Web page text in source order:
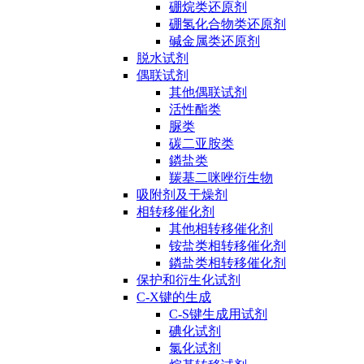
硼烷类还原剂
硼氢化合物类还原剂
碱金属类还原剂
脱水试剂
偶联试剂
其他偶联试剂
活性酯类
脲类
碳二亚胺类
鏻盐类
羰基二咪唑衍生物
吸附剂及干燥剂
相转移催化剂
其他相转移催化剂
铵盐类相转移催化剂
鏻盐类相转移催化剂
保护和衍生化试剂
C-X键的生成
C-S键生成用试剂
碘化试剂
氯化试剂